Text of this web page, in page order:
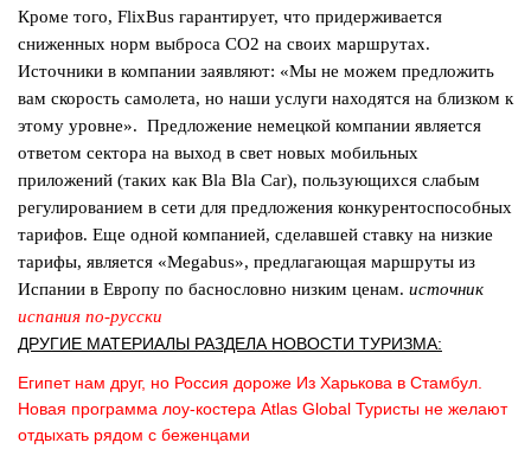
Кроме того, FlixBus гарантирует, что придерживается
сниженных норм выброса CO2 на своих маршрутах.
Источники в компании заявляют: «Мы не можем предложить
вам скорость самолета, но наши услуги находятся на близком к
этому уровне». Предложение немецкой компании является
ответом сектора на выход в свет новых мобильных
приложений (таких как Bla Bla Car), пользующихся слабым
регулированием в сети для предложения конкурентоспособных
тарифов. Еще одной компанией, сделавшей ставку на низкие
тарифы, является «Megabus», предлагающая маршруты из
Испании в Европу по баснословно низким ценам. источник
испания по-русски
ДРУГИЕ МАТЕРИАЛЫ РАЗДЕЛА НОВОСТИ ТУРИЗМА:
Египет нам друг, но Россия дороже Из Харькова в Стамбул.
Новая программа лоу-костера Atlas Global Туристы не желают
отдыхать рядом с беженцами